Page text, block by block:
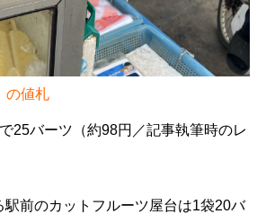
の値札
25バーツ（約98円／記事執筆時のレ
前のカットフルーツ屋台は1袋20バ